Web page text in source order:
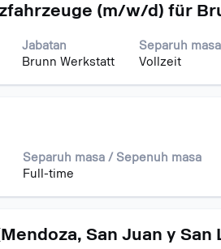
(m/w/d) für
Jabatan
Brunn Werkstatt
Separuh
Vollzeit
Separuh masa / Sepenuh masa
Full-time
San Juan y San